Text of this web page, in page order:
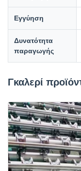
Εγγύηση
Δυνατότητα
παραγωγής
Γκαλερί